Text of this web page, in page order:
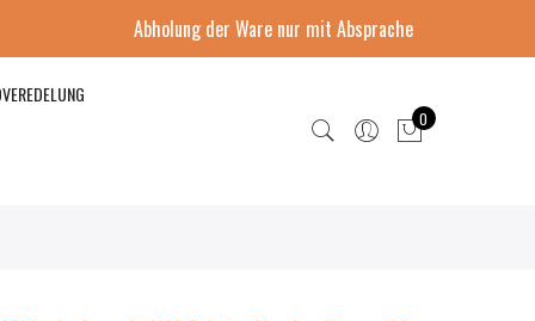
Abholung der Ware nur mit Absprache
0